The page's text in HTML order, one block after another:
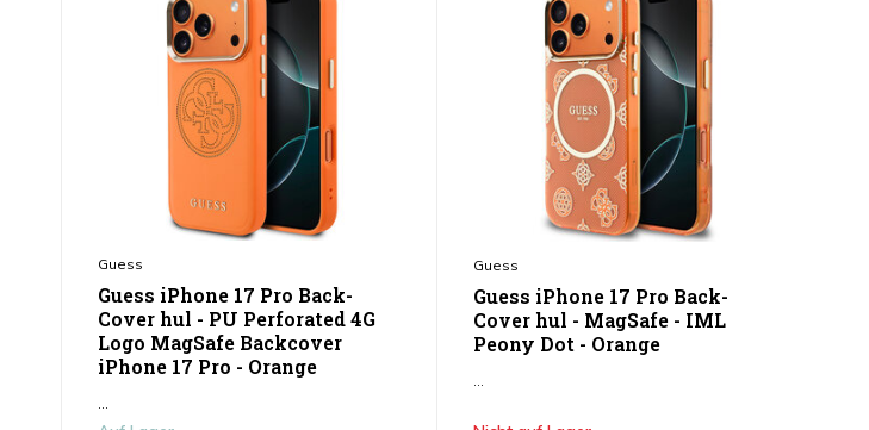
Guess
Guess iPhone 17 Pro Back-
Cover hul - PU Perforated 4G
Logo MagSafe Backcover
iPhone 17 Pro - Orange
...
Guess
Guess iPhone 17 Pro Back-
Cover hul - MagSafe - IML
Peony Dot - Orange
...